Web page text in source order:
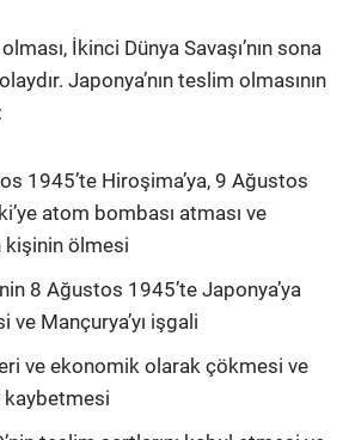
İkinci Dünya Savaşı’nın sona
Japonya’nın teslim olmasının
1945’te Hiroşima’ya, 9 Ağustos
atom bombası atması ve
kişinin ölmesi
8 Ağustos 1945’te Japonya’ya
ve Mançurya’yı işgali
ve ekonomik olarak çökmesi ve
kaybetmesi